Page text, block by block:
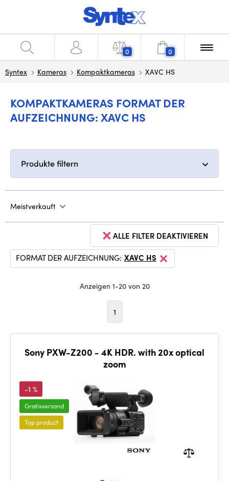
0 0
Syntex Kameras Kompaktkameras XAVC HS
KOMPAKTKAMERAS FORMAT DER
AUFZEICHNUNG: XAVC HS
Produkte filtern
Meistverkauft
ALLE FILTER DEAKTIVIEREN
FORMAT DER AUFZEICHNUNG: XAVC HS
Anzeigen 1-20 von 20
1
Sony PXW-Z200 - 4K HDR. with 20x optical
zoom
-1 %
Gratisversand
Top product